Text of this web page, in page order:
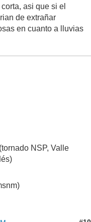
asi que si el
de extrañar
en cuanto a lluvias
NSP, Valle